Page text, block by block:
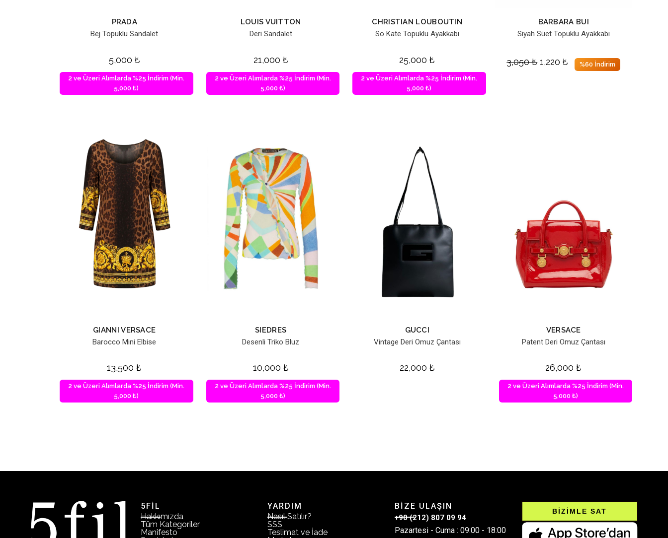
PRADA
Bej Topuklu Sandalet
5,000 ₺
2 ve Üzeri Alımlarda %25 İndirim (Min.
5,000 ₺)
LOUIS VUITTON
Deri Sandalet
21,000 ₺
2 ve Üzeri Alımlarda %25 İndirim (Min.
5,000 ₺)
CHRISTIAN LOUBOUTIN
So Kate Topuklu Ayakkabı
25,000₺
2 ve Üzeri Alımlarda %25 İndirim (Min.
5,000 ₺)
BARBARA BUI
Siyah Süet Topuklu Ayakkabı
3,050₺ 1,220₺ %60 İndirim
GIANNI VERSACE
Barocco Mini Elbise
13,500₺
2 ve Üzeri Alımlarda %25 İndirim (Min.
5,000 ₺)
SIEDRES
Desenli Triko Bluz
10,000 ₺
2 ve Üzeri Alımlarda %25 İndirim (Min.
5,000 ₺)
GUCCI
Vintage Deri Omuz Çantası
22,000 ₺
VERSACE
Patent Deri Omuz Çantası
26,000₺
2 ve Üzeri Alımlarda %25 İndirim (Min.
5,000 ₺)
5FİL
Hakkımızda
Tüm Kategoriler
Manifesto
YARDIM
Nasıl Satılır?
SSS
Teslimat ve İade
BİZE ULAŞIN
+90 (212) 807 09 94
Pazartesi - Cuma : 09:00 - 18:00
BİZİMLE SAT